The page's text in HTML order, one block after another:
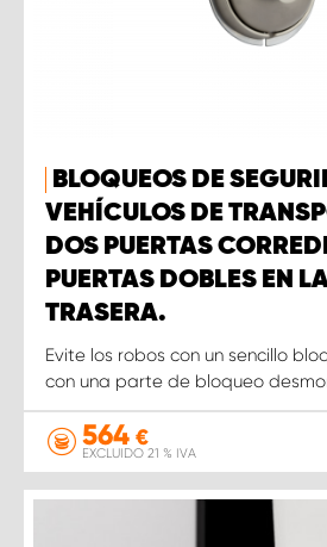
BLOQUEOS DE
VEHÍCULOS DE
DOS PUERTAS
PUERTAS DOBLES EN
TRASERA.
Evite los robos con un sencillo
con una parte de bloqueo
564 €
EXCLUIDO 21 % IVA